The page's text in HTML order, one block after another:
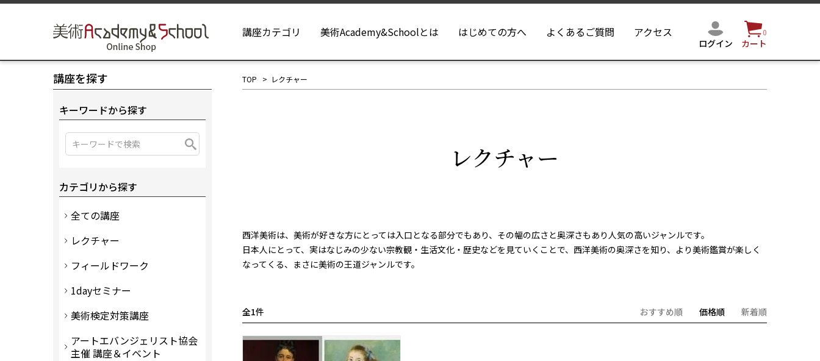
講座カテゴリ 美術Academy&Schoolとは はじめての方へ よくあるご質問 アクセス
ログイン
0
カート
講座を探す
キーワードから探す
カテゴリから探す
全ての講座
レクチャー
フィールドワーク
1dayセミナー
美術検定対策講座
アートエバンジェリスト協会
主催 講座＆イベント
TOP レクチャー
レクチャー
西洋美術は、美術が好きな方にとっては入口となる部分でもあり、その幅の広さと奥深さもあり人気の高いジャンルです。
日本人にとって、実はなじみの少ない宗教観・生活文化・歴史などを見ていくことで、西洋美術の奥深さを知り、より美術鑑賞が楽しく
なってくる、まさに美術の王道ジャンルです。
全1件 おすすめ順 価格順 新着順